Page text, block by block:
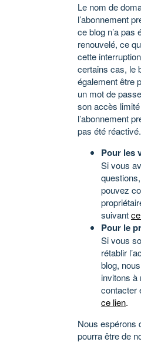
Le nom de
l’abonnement
ce blog n’a pas
renouvelé, ce
cette
certains cas, le
également être
un mot de
son accès
l’abonnement
pas été réactivé.
Pour les
Si vous
pouvez
suivant
Pour le
Si vous
rétablir
blog,
invitons à
contacter
ce lien.
Nous espérons
pourra être de